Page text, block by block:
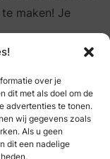
over je
dit met als doel om de
advertenties te tonen.
wij gegevens zoals
Als u geen
dit een nadelige
maken! Je